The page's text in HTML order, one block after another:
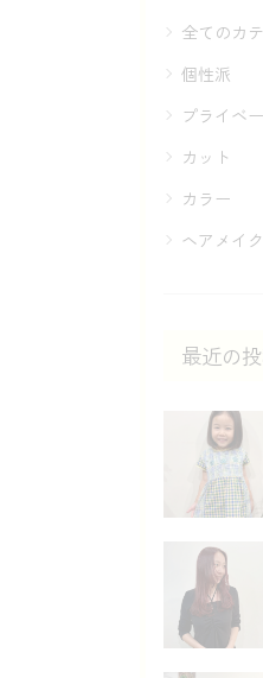
全てのカ
個性派
プライベ
カット
カラー
ヘアメイク
最近の